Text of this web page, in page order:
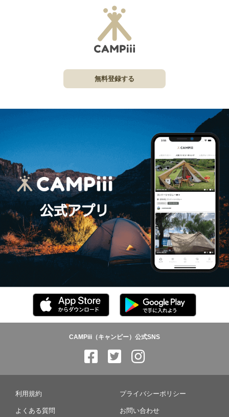
無料登録する
CAMPiii（キャンピー）公式SNS
利用規約 プライバシーポリシー
よくある質問 お問い合わせ